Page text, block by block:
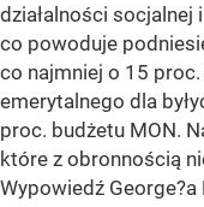
działalności socjalnej
co powoduje
co najmniej o 15 proc.
emerytalnego dla
proc. budżetu MON.
które z obronnością
Wypowiedź